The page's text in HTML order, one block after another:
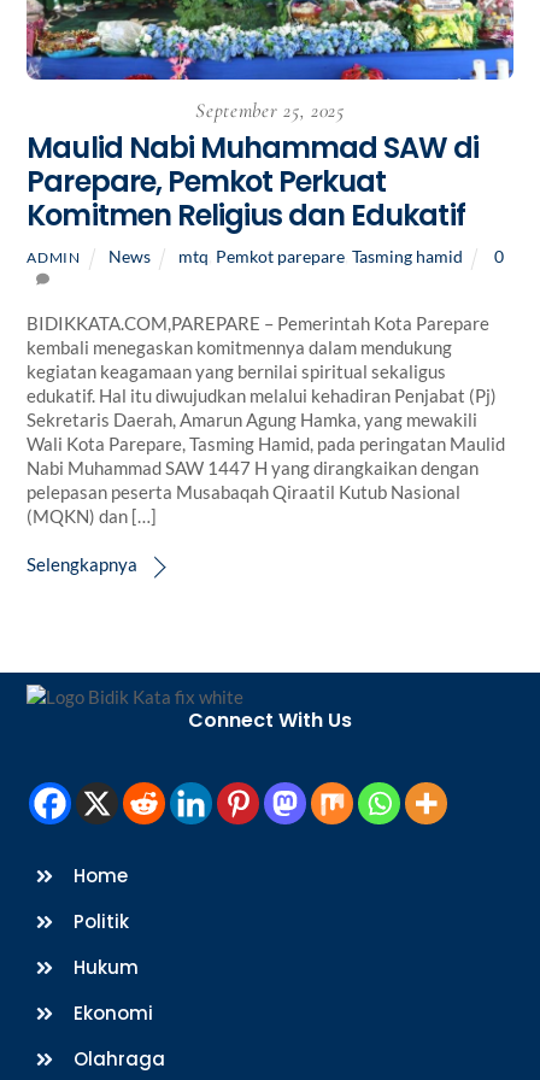
September 25, 2025
Maulid Nabi Muhammad SAW di
Parepare, Pemkot Perkuat
Komitmen Religius dan Edukatif
ADMIN News mtq Pemkot parepare, Tasming hamid 0
BIDIKKATA.COM,PAREPARE – Pemerintah Kota Parepare
kembali menegaskan komitmennya dalam mendukung
kegiatan keagamaan yang bernilai spiritual sekaligus
edukatif. Hal itu diwujudkan melalui kehadiran Penjabat (Pj)
Sekretaris Daerah, Amarun Agung Hamka, yang mewakili
Wali Kota Parepare, Tasming Hamid, pada peringatan Maulid
Nabi Muhammad SAW 1447 H yang dirangkaikan dengan
pelepasan peserta Musabaqah Qiraatil Kutub Nasional
(MQKN) dan […]
Selengkapnya
Back
Connect With Us
Home
Politik
Hukum
Ekonomi
Olahraga